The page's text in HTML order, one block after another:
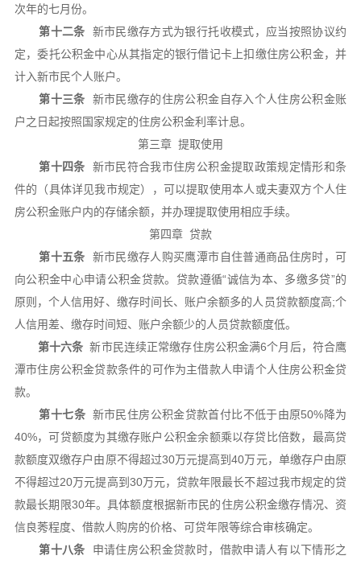
次年的七月份。
第十二条 新市民缴存方式为银行托收模式，应当按照协议约
定，委托公积金中心从其指定的银行借记卡上扣缴住房公积金，并
计入新市民个人账户。
第十三条 新市民缴存的住房公积金自存入个人住房公积金账
户之日起按照国家规定的住房公积金利率计息。
第三章 提取使用
第十四条 新市民符合我市住房公积金提取政策规定情形和条
件的（具体详见我市规定），可以提取使用本人或夫妻双方个人住
房公积金账户内的存储余额，并办理提取使用相应手续。
第四章 贷款
第十五条 新市民缴存人购买鹰潭市自住普通商品住房时，可
向公积金中心申请公积金贷款。贷款遵循“诚信为本、多缴多贷”的
原则，个人信用好、缴存时间长、账户余额多的人员贷款额度高;个
人信用差、缴存时间短、账户余额少的人员贷款额度低。
第十六条 新市民连续正常缴存住房公积金满6个月后，符合鹰
潭市住房公积金贷款条件的可作为主借款人申请个人住房公积金贷
款。
第十七条新市民住房公积金贷款首付比不低于由原50%降为
40%，可贷额度为其缴存账户公积金余额乘以存贷比倍数，最高贷
款额度双缴存户由原不得超过30万元提高到40万元，单缴存户由原
不得超过20万元提高到30万元，贷款年限最长不超过我市规定的贷
款最长期限30年。具体额度根据新市民的住房公积金缴存情况、资
信良莠程度、借款人购房的价格、可贷年限等综合审核确定。
第十八条 申请住房公积金贷款时，借款申请人有以下情形之